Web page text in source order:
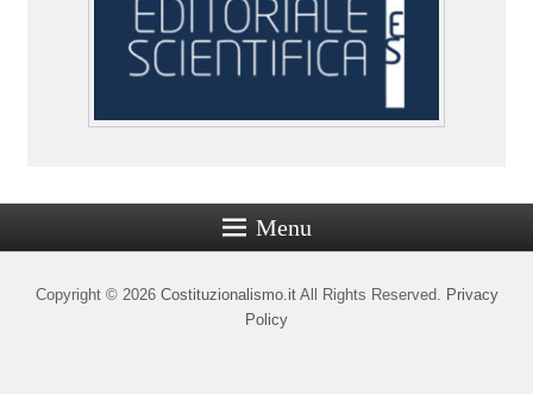
Menu
Copyright © 2026 Costituzionalismo.itAll Rights Reserved. Privacy
Policy